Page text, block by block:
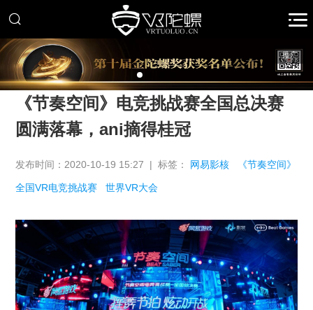
推广
《节奏空间》电竞挑战赛全国总决赛
圆满落幕，ani摘得桂冠
发布时间：2020-10-19 15:27 | 标签： 网易影核 《节奏空间》
全国VR电竞挑战赛 世界VR大会